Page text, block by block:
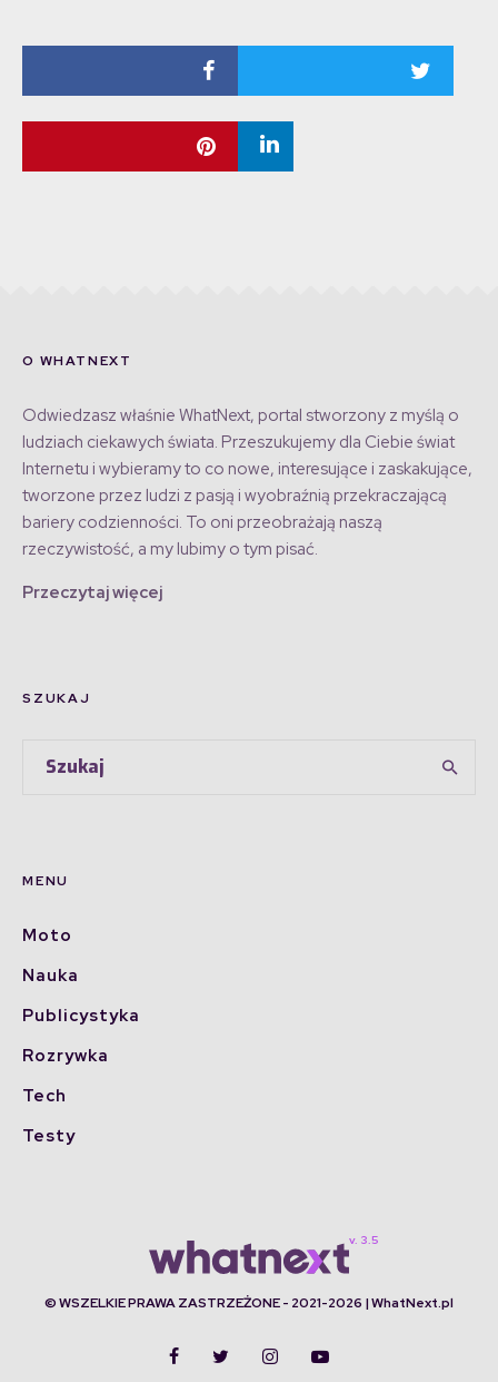
O WHATNEXT
Odwiedzasz właśnie WhatNext, portal stworzony z myślą o
ludziach ciekawych świata. Przeszukujemy dla Ciebie świat
Internetu i wybieramy to co nowe, interesujące i zaskakujące,
tworzone przez ludzi z pasją i wyobraźnią przekraczającą
bariery codzienności. To oni przeobrażają naszą
rzeczywistość, a my lubimy o tym pisać.
Przeczytaj więcej
SZUKAJ
MENU
Moto
Nauka
Publicystyka
Rozrywka
Tech
Testy
© WSZELKIE PRAWA ZASTRZEŻONE - 2021-2026 | WhatNext.pl